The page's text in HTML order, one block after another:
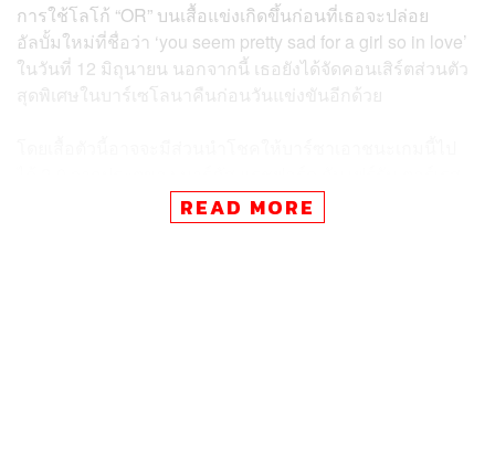
การใช้โลโก้ “OR” บนเสื้อแข่งเกิดขึ้นก่อนที่เธอจะปล่อย
อัลบั้มใหม่ที่ชื่อว่า ‘you seem pretty sad for a girl so in love’
ในวันที่ 12 มิถุนายน นอกจากนี้ เธอยังได้จัดคอนเสิร์ตส่วนตัว
สุดพิเศษในบาร์เซโลนาคืนก่อนวันแข่งขันอีกด้วย
และช่วยให้ทีมได้ฉลองแชมป์ลาลีกา ในบ้านของพวกเขาด้วย
READ MORE